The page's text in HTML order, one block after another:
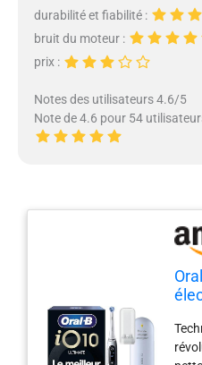
durabilité et fiabilité :
bruit du moteur :
prix :
Notes des utilisateurs 4.6/5
Note de 4.6 pour 54